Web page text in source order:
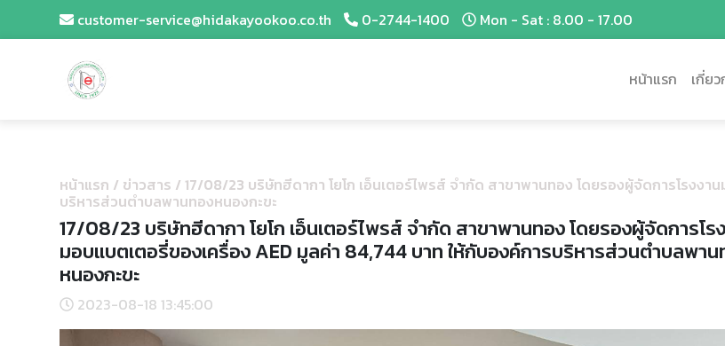
customer-service@hidakayookoo.co.th 0-2744-1400 Mon - Sat : 8.00 - 17.00
หน้าแรก เกี่ยว
หน้าแรก / ข่าวสาร / 17/08/23 บริษัทฮีดากา โยโก เอ็นเตอร์ไพรส์ จำกัด สาขาพานทอง โดยรองผู้จัดการโรงง
บริหารส่วนตำบลพานทองหนองกะขะ
17/08/23 บริษัทฮีดากา โยโก เอ็นเตอร์ไพรส์ จำกัด สาขาพานทอง โดยรองผู้จัดการโร
มอบแบตเตอรี่ของเครื่อง AED มูลค่า 84,744 บาท ให้กับองค์การบริหารส่วนตำบลพา
หนองกะขะ
2023-08-18 13:45:00